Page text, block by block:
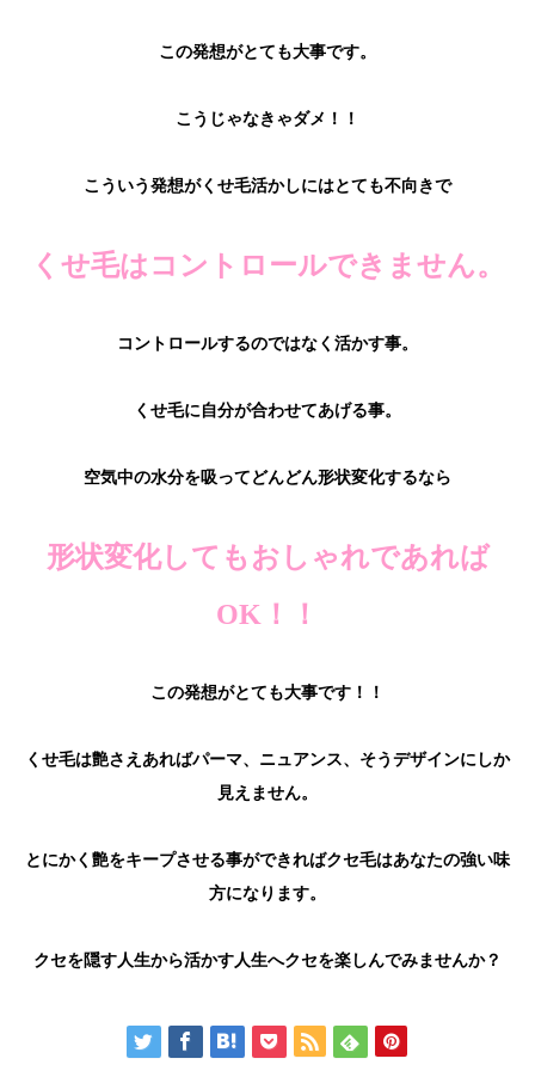
この発想がとても大事です。
こうじゃなきゃダメ！！
こういう発想がくせ毛活かしにはとても不向きで
くせ毛はコントロールできません。
コントロールするのではなく活かす事。
くせ毛に自分が合わせてあげる事。
空気中の水分を吸ってどんどん形状変化するなら
形状変化してもおしゃれであれば
OK！！
この発想がとても大事です！！
くせ毛は艶さえあればパーマ、ニュアンス、そうデザインにしか
見えません。
とにかく艶をキープさせる事ができればクセ毛はあなたの強い味
方になります。
クセを隠す人生から活かす人生へクセを楽しんでみませんか？